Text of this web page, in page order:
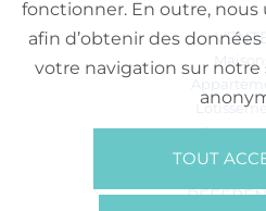
Maisons
fonctionner. En outre, nous
afin d’obtenir des
votre navigation sur notre
TOUT